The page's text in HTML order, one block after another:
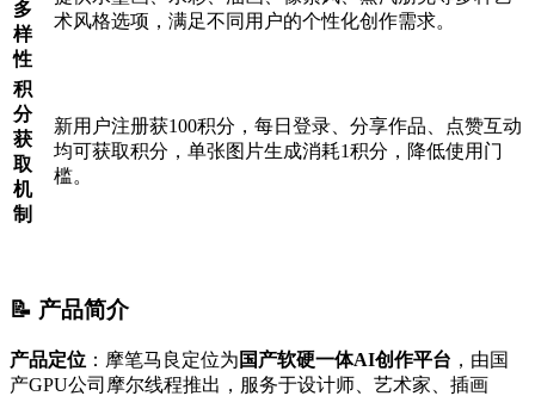
多
样
性
术风格选项，满足不同用户的个性化创作需求。
积
分
获
取
机
制
新用户注册获100积分，每日登录、分享作品、点赞互动
均可获取积分，单张图片生成消耗1积分，降低使用门
槛。
📝 产品简介
产品定位 ：摩笔马良定位为 国产软硬一体AI创作平台 ，由国
产GPU公司摩尔线程推出，服务于设计师、艺术家、插画